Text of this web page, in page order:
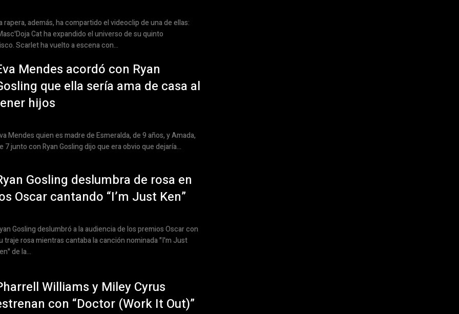
rapera, además, ha compartido el videoclip de una de ellas:
Cat ha expandido el universo de su quinto
Scarlet ha vuelto a escena con...
Mendes acordó con Ryan
que ella sería ama de casa al
hijos
Mendes quien es madre de Esmeralda, de 9 años, y Amada,
7 junto con Ryan Gosling dijo que era obvio que dejaría...
Gosling deslumbra de rosa en
Oscar cantando “I’m Just Ken”
Gosling deslumbró a la audiencia de los premios Oscar con
traje rosa mientras cantaba la canción nominada "I'm Just
de la...
Williams y Miley Cyrus
con “Doctor (Work It Out)”